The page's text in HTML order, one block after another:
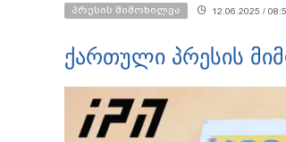
პრესის მიმოხილვა 12.06.2025 /
ქართული პრესის